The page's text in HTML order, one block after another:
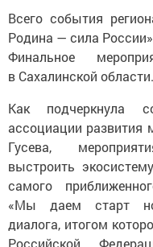
Всего события
Родина — сила
Финальное
в Сахалинской области.
Как подчеркнула
ассоциации развития
Гусева,
выстроить
самого
«Мы даем старт
диалога, итогом
Российской